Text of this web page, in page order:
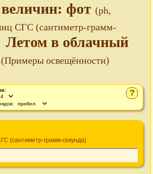
фот (ph,
СГС (сантиметр-грамм-
в облачный
(Примеры освещённости)
?
(сантиметр-грамм-секунда)